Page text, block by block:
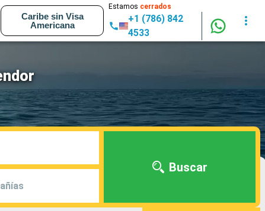
Caribe sin Visa
Americana
Estamos cerrados
+1 (786) 842
4533
Buscar